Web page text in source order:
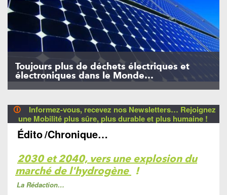
Toujours plus de déchets électriques et
électroniques dans le Monde…
🛈
Informez-vous, recevez nos Newsletters… Rejoignez
une Mobilité plus sûre, plus durable et plus humaine !
Édito/Chronique…
2030 et 2040, vers une explosion du
marché de l'hydrogène !
La Rédaction…